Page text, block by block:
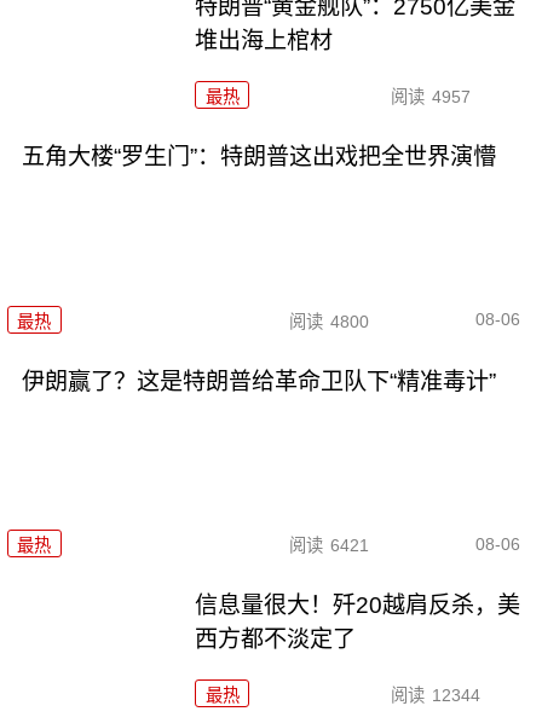
特朗普“黄金舰队”：2750亿美金
堆出海上棺材
最热 阅读 4957
五角大楼“罗生门”：特朗普这出戏把全世界演懵
最热 阅读 4800 08-06
伊朗赢了？这是特朗普给革命卫队下“精准毒计”
最热 阅读 6421 08-06
信息量很大！歼20越肩反杀，美
西方都不淡定了
最热 阅读 12344